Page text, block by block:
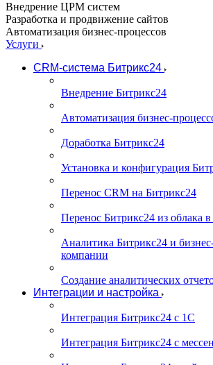
Внедрение ЦРМ систем
Разработка и продвижение сайтов
Автоматизация бизнес-процессов
Услуги
CRM-система Битрикс24
Внедрение Битрикс24
Автоматизация бизнес-
Доработка Битрикс24
Установка и конфигурация
Перенос CRM на Битрикс24
Перенос Битрикс24 из облака
Аналитика Битрикс24 и
компании
Создание аналитических
Интеграции и настройка
Интеграция Битрикс24 с 1С
Интеграция Битрикс24 с